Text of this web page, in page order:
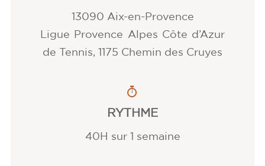
13090 Aix-en-Provence
Ligue Provence Alpes Côte d’Azur
de Tennis, 1175 Chemin des Cruyes
RYTHME
40H sur 1 semaine